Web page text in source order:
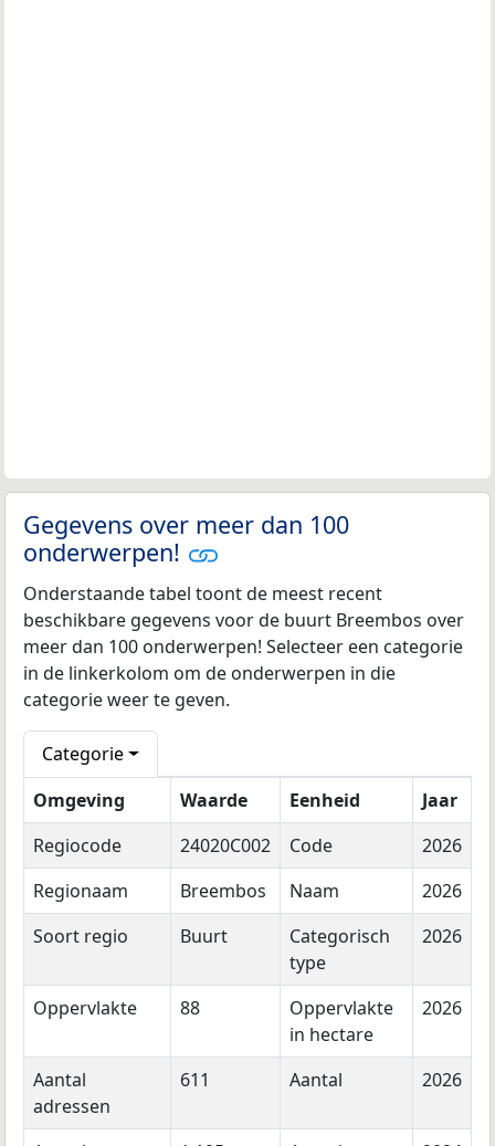
Gegevens over meer dan 100
onderwerpen!
Onderstaande tabel toont de meest recent
beschikbare gegevens voor de buurt Breembos over
meer dan 100 onderwerpen! Selecteer een categorie
in de linkerkolom om de onderwerpen in die
categorie weer te geven.
Categorie
Omgeving
Waarde Eenheid
Jaar
Regiocode
24020C002 Code
2026
Regionaam
Breembos Naam
2026
Soort regio
Buurt
Categorisch
type
2026
Oppervlakte 88
Oppervlakte
in hectare
2026
Aantal
adressen
611 Aantal 2026